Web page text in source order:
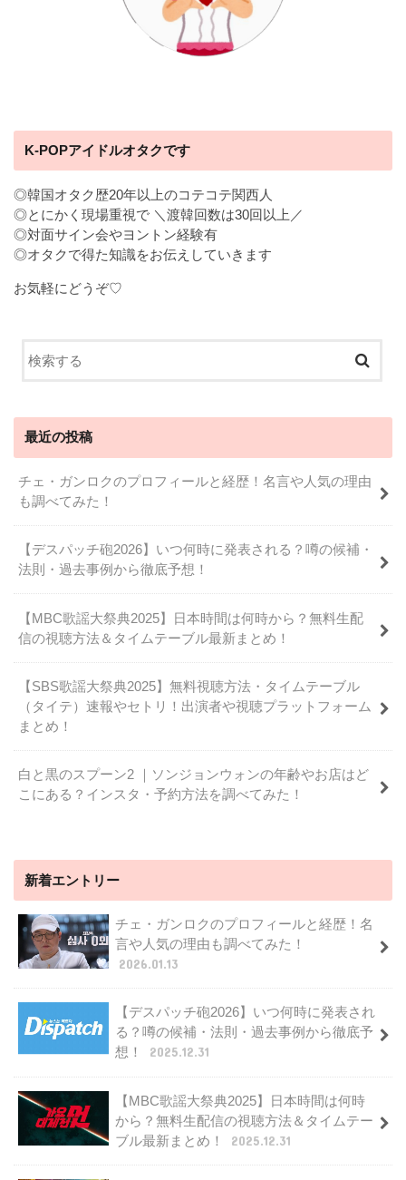
K-POPアイドルオタクです
◎韓国オタク歴20年以上のコテコテ関西人
◎とにかく現場重視で ＼渡韓回数は30回以上／
◎対面サイン会やヨントン経験有
◎オタクで得た知識をお伝えしていきます
お気軽にどうぞ♡
最近の投稿
チェ・ガンロクのプロフィールと経歴！名言や人気の理由
も調べてみた！
【デスパッチ砲2026】いつ何時に発表される？噂の候補・
法則・過去事例から徹底予想！
【MBC歌謡大祭典2025】日本時間は何時から？無料生配
信の視聴方法＆タイムテーブル最新まとめ！
【SBS歌謡大祭典2025】無料視聴方法・タイムテーブル
（タイテ）速報やセトリ！出演者や視聴プラットフォーム
まとめ！
白と黒のスプーン2 ｜ソンジョンウォンの年齢やお店はど
こにある？インスタ・予約方法を調べてみた！
新着エントリー
チェ・ガンロクのプロフィールと経歴！名
言や人気の理由も調べてみた！
2026.01.13
【デスパッチ砲2026】いつ何時に発表され
る？噂の候補・法則・過去事例から徹底予
想！
2025.12.31
【MBC歌謡大祭典2025】日本時間は何時
から？無料生配信の視聴方法＆タイムテー
ブル最新まとめ！
2025.12.31